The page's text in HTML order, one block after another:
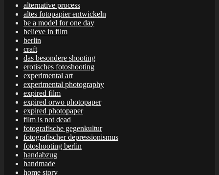
alternative process
altes fotopapier entwickeln
be a model for one day
believe in film
berlin
craft
das besondere shooting
erotisches fotoshooting
experimental art
experimental photography
expired film
expired orwo photopaper
expired photopaper
film is not dead
fotografische gegenkultur
fotografischer depressionismus
fotoshooting berlin
handabzug
handmade
home story